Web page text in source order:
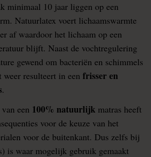
minimaal 10 jaar liggen op een
Natuurlatex voert lichaamswarmte
af waardoor het lichaam op een
blijft. Naast de vochtregulering
gewend om bacteriën en schimmels
resulteert in een frisser en
.
een 100% natuurlijk matras heeft
voor de keuze van het
voor de buitenkant. Dus zelfs bij
is waar mogelijk gebruik gemaakt